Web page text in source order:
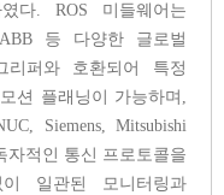
다. ROS 미들웨어는
ABB 등 다양한 글로벌
퍼와 호환되어 특정
션 플래닝이 가능하며,
Siemens, Mitsubishi
자적인 통신 프로토콜을
일관된 모니터링과